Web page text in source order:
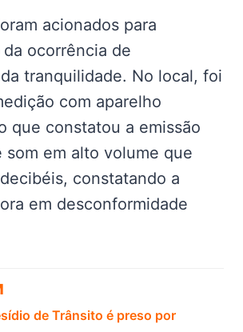
acionados para
ocorrência de
tranquilidade. No local, foi
com aparelho
que constatou a emissão
som em alto volume que
constatando a
em desconformidade
de Trânsito é preso por